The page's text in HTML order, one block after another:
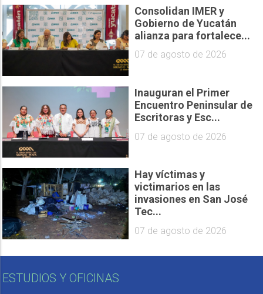
Consolidan IMER y
Gobierno de Yucatán
alianza para fortalece...
07 de agosto de 2026
Inauguran el Primer
Encuentro Peninsular de
Escritoras y Esc...
07 de agosto de 2026
Hay víctimas y
victimarios en las
invasiones en San José
Tec...
07 de agosto de 2026
ESTUDIOS Y OFICINAS